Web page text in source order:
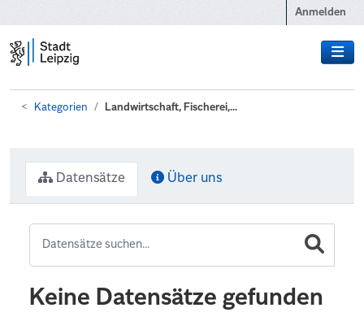
Anmelden
Kategorien Landwirtschaft, Fischerei,...
Datensätze Über uns
Keine Datensätze gefunden